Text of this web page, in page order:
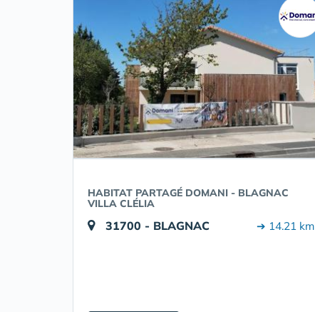
HABITAT PARTAGÉ DOMANI - BLAGNAC
VILLA CLÉLIA
31700 - BLAGNAC ➔ 14.21 km